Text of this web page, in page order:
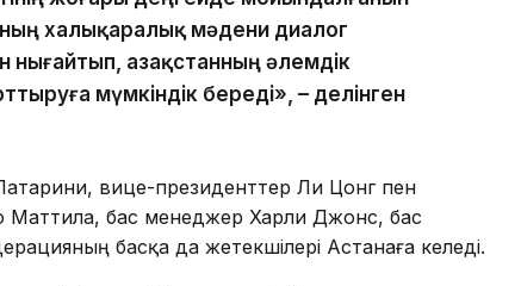
халықаралық мәдени диалог
нығайтып, Қазақстанның әлемдік
мүмкіндік береді», – делінген
вице-президенттер Ли Цонг пен
бас менеджер Харли Джонс, бас
басқа да жетекшілері Астанаға келеді.